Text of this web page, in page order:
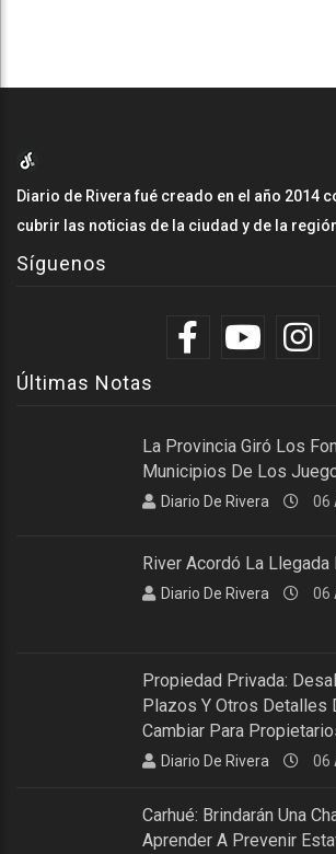
Diario de Rivera fué creado en el año 2014
cubrir las noticias de la ciudad y de la
Síguenos
Últimas Notas
La Provincia Giró Los
Municipios De Los
Diario De Rivera 06
River Acordó La Llegada
Diario De Rivera 06
Propiedad Privada:
Plazos Y Otros Detalles
Cambiar Para
Diario De Rivera 06
Carhué: Brindarán Una
Aprender A Prevenir